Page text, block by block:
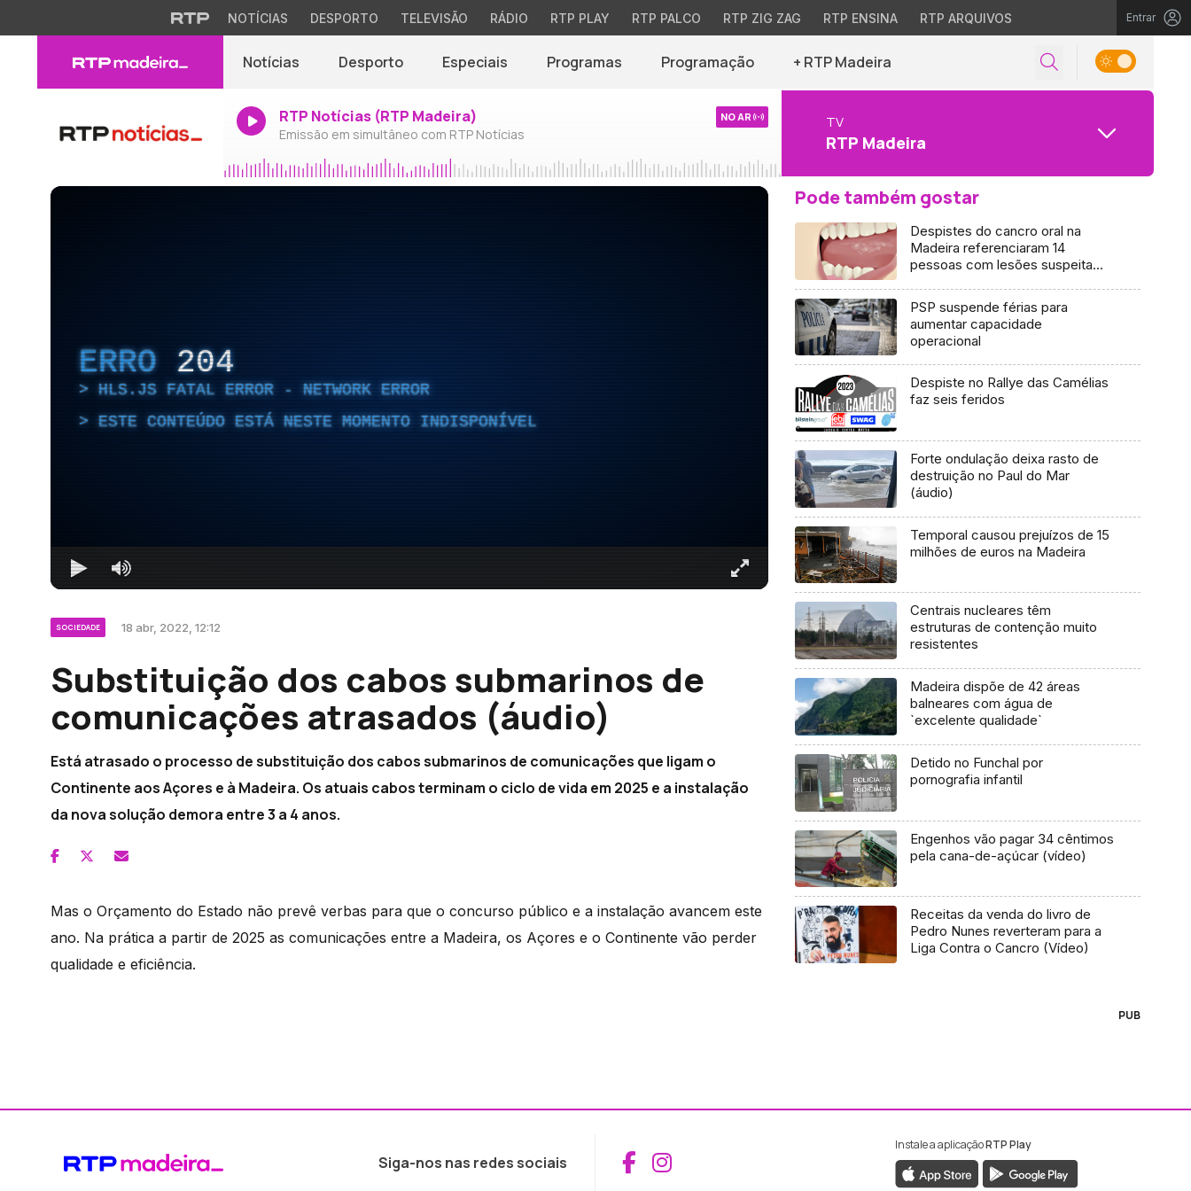
NOTÍCIAS DESPORTO TELEVISÃO RÁDIO RTP PLAY RTP PALCO RTP ZIG ZAG RTP ENSINA RTP ARQUIVOS Entrar
Notícias Desporto Especiais Programas Programação + RTP Madeira
RTP Notícias (RTP Madeira)
Emissão em simultâneo com RTP Notícias
NO AR TV
RTP Madeira
ERRO 204
HLS.JS FATAL ERROR - NETWORK ERROR
ESTE CONTEÚDO ESTÁ NESTE MOMENTO INDISPONÍVEL
SOCIEDADE 18 abr, 2022, 12:12
Substituição dos cabos submarinos de
comunicações atrasados (áudio)
Está atrasado o processo de substituição dos cabos submarinos de comunicações que ligam o
Continente aos Açores e à Madeira. Os atuais cabos terminam o ciclo de vida em 2025 e a instalação
da nova solução demora entre 3 a 4 anos.
Mas o Orçamento do Estado não prevê verbas para que o concurso público e a instalação avancem este
ano. Na prática a partir de 2025 as comunicações entre a Madeira, os Açores e o Continente vão perder
qualidade e eficiência.
Pode também gostar
Despistes do cancro oral na
Madeira referenciaram 14
pessoas com lesões suspeitam
PSP suspende férias para
aumentar capacidade
operacional
Despiste no Rallye das Camélias
faz seis feridos
Forte ondulação deixa rasto de
destruição no Paul do Mar
(áudio)
Temporal causou prejuízos de 15
milhões de euros na Madeira
Centrais nucleares têm
estruturas de contenção muito
resistentes
Madeira dispõe de 42 áreas
balneares com água de
`excelente qualidade`
Detido no Funchal por
pornografia infantil
Engenhos vão pagar 34 cêntimos
pela cana-de-açúcar (vídeo)
Receitas da venda do livro de
Pedro Nunes reverteram para a
Liga Contra o Cancro (Vídeo)
PUB
Siga-nos nas redes sociais Aceder ao Facebook da RTP Madeira
Aceder ao Instagram da RTP Madeira
Instale a aplicaçãoRTP Play